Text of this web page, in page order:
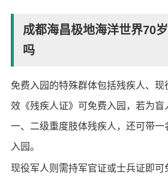
成都海昌极地海洋世界70
吗
免费入园的特殊群体包括残疾人、现
效《残疾人证》可免费入园，若为盲
一、二级重度肢体残疾人，还可带一
入园。
现役军人则需持军官证或士兵证即可